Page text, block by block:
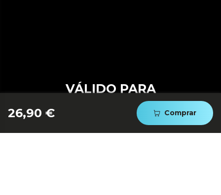
26,90 € Comprar
VÁLIDO PARA
AROMATERAPIA